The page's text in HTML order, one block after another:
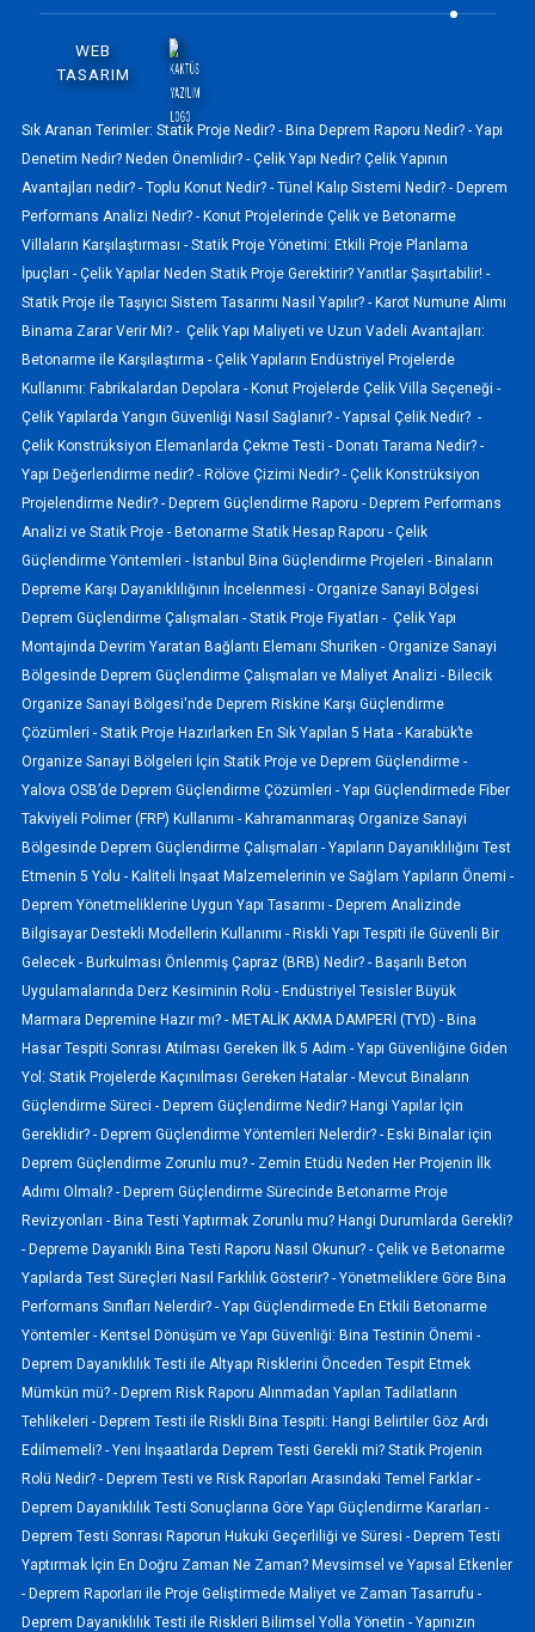
WEB
TASARIM
Sık Aranan Terimler: Statik Proje Nedir? - Bina Deprem Raporu Nedir? - Yapı
Denetim Nedir? Neden Önemlidir? - Çelik Yapı Nedir? Çelik Yapının
Avantajları nedir? - Toplu Konut Nedir? - Tünel Kalıp Sistemi Nedir? - Deprem
Performans Analizi Nedir? - Konut Projelerinde Çelik ve Betonarme
Villaların Karşılaştırması - Statik Proje Yönetimi: Etkili Proje Planlama
İpuçları - Çelik Yapılar Neden Statik Proje Gerektirir? Yanıtlar Şaşırtabilir! -
Statik Proje ile Taşıyıcı Sistem Tasarımı Nasıl Yapılır? - Karot Numune Alımı
Binama Zarar Verir Mi? - Çelik Yapı Maliyeti ve Uzun Vadeli Avantajları:
Betonarme ile Karşılaştırma - Çelik Yapıların Endüstriyel Projelerde
Kullanımı: Fabrikalardan Depolara - Konut Projelerde Çelik Villa Seçeneği -
Çelik Yapılarda Yangın Güvenliği Nasıl Sağlanır? - Yapısal Çelik Nedir? -
Çelik Konstrüksiyon Elemanlarda Çekme Testi - Donatı Tarama Nedir? -
Yapı Değerlendirme nedir? - Rölöve Çizimi Nedir? - Çelik Konstrüksiyon
Projelendirme Nedir? - Deprem Güçlendirme Raporu - Deprem Performans
Analizi ve Statik Proje - Betonarme Statik Hesap Raporu - Çelik
Güçlendirme Yöntemleri - İstanbul Bina Güçlendirme Projeleri - Binaların
Depreme Karşı Dayanıklılığının İncelenmesi - Organize Sanayi Bölgesi
Deprem Güçlendirme Çalışmaları - Statik Proje Fiyatları - Çelik Yapı
Montajında Devrim Yaratan Bağlantı Elemanı Shuriken - Organize Sanayi
Bölgesinde Deprem Güçlendirme Çalışmaları ve Maliyet Analizi - Bilecik
Organize Sanayi Bölgesi'nde Deprem Riskine Karşı Güçlendirme
Çözümleri - Statik Proje Hazırlarken En Sık Yapılan 5 Hata - Karabük’te
Organize Sanayi Bölgeleri İçin Statik Proje ve Deprem Güçlendirme -
Yalova OSB’de Deprem Güçlendirme Çözümleri - Yapı Güçlendirmede Fiber
Takviyeli Polimer (FRP) Kullanımı - Kahramanmaraş Organize Sanayi
Bölgesinde Deprem Güçlendirme Çalışmaları - Yapıların Dayanıklılığını Test
Etmenin 5 Yolu - Kaliteli İnşaat Malzemelerinin ve Sağlam Yapıların Önemi -
Deprem Yönetmeliklerine Uygun Yapı Tasarımı - Deprem Analizinde
Bilgisayar Destekli Modellerin Kullanımı - Riskli Yapı Tespiti ile Güvenli Bir
Gelecek - Burkulması Önlenmiş Çapraz (BRB) Nedir? - Başarılı Beton
Uygulamalarında Derz Kesiminin Rolü - Endüstriyel Tesisler Büyük
Marmara Depremine Hazır mı? - METALİK AKMA DAMPERİ (TYD) - Bina
Hasar Tespiti Sonrası Atılması Gereken İlk 5 Adım - Yapı Güvenliğine Giden
Yol: Statik Projelerde Kaçınılması Gereken Hatalar - Mevcut Binaların
Güçlendirme Süreci - Deprem Güçlendirme Nedir? Hangi Yapılar İçin
Gereklidir? - Deprem Güçlendirme Yöntemleri Nelerdir? - Eski Binalar için
Deprem Güçlendirme Zorunlu mu? - Zemin Etüdü Neden Her Projenin İlk
Adımı Olmalı? - Deprem Güçlendirme Sürecinde Betonarme Proje
Revizyonları - Bina Testi Yaptırmak Zorunlu mu? Hangi Durumlarda Gerekli?
- Depreme Dayanıklı Bina Testi Raporu Nasıl Okunur? - Çelik ve Betonarme
Yapılarda Test Süreçleri Nasıl Farklılık Gösterir? - Yönetmeliklere Göre Bina
Performans Sınıfları Nelerdir? - Yapı Güçlendirmede En Etkili Betonarme
Yöntemler - Kentsel Dönüşüm ve Yapı Güvenliği: Bina Testinin Önemi -
Deprem Dayanıklılık Testi ile Altyapı Risklerini Önceden Tespit Etmek
Mümkün mü? - Deprem Risk Raporu Alınmadan Yapılan Tadilatların
Tehlikeleri - Deprem Testi ile Riskli Bina Tespiti: Hangi Belirtiler Göz Ardı
Edilmemeli? - Yeni İnşaatlarda Deprem Testi Gerekli mi? Statik Projenin
Rolü Nedir? - Deprem Testi ve Risk Raporları Arasındaki Temel Farklar -
Deprem Dayanıklılık Testi Sonuçlarına Göre Yapı Güçlendirme Kararları -
Deprem Testi Sonrası Raporun Hukuki Geçerliliği ve Süresi - Deprem Testi
Yaptırmak İçin En Doğru Zaman Ne Zaman? Mevsimsel ve Yapısal Etkenler
- Deprem Raporları ile Proje Geliştirmede Maliyet ve Zaman Tasarrufu -
Deprem Dayanıklılık Testi ile Riskleri Bilimsel Yolla Yönetin - Yapınızın